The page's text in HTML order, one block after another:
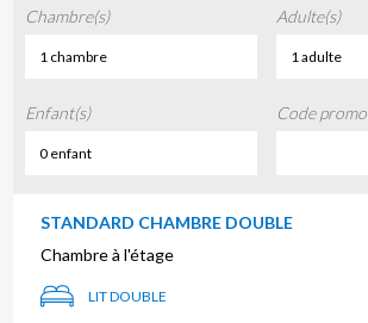
Chambre(s)
1 chambre
Adulte(s)
1 adulte
Enfant(s)
0 enfant
Code promo
STANDARD CHAMBRE DOUBLE
Chambre à l'étage
LIT DOUBLE